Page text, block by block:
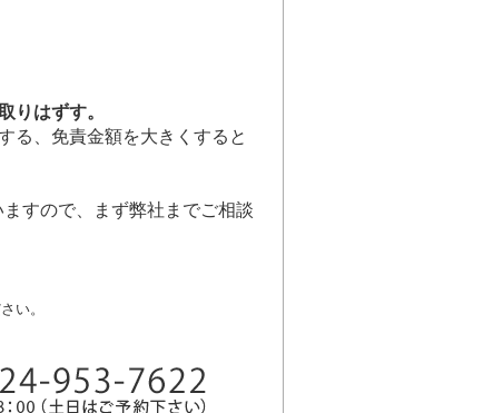
りはずす。
る、免責金額を大きくすると
すので、まず弊社までご相談
い。